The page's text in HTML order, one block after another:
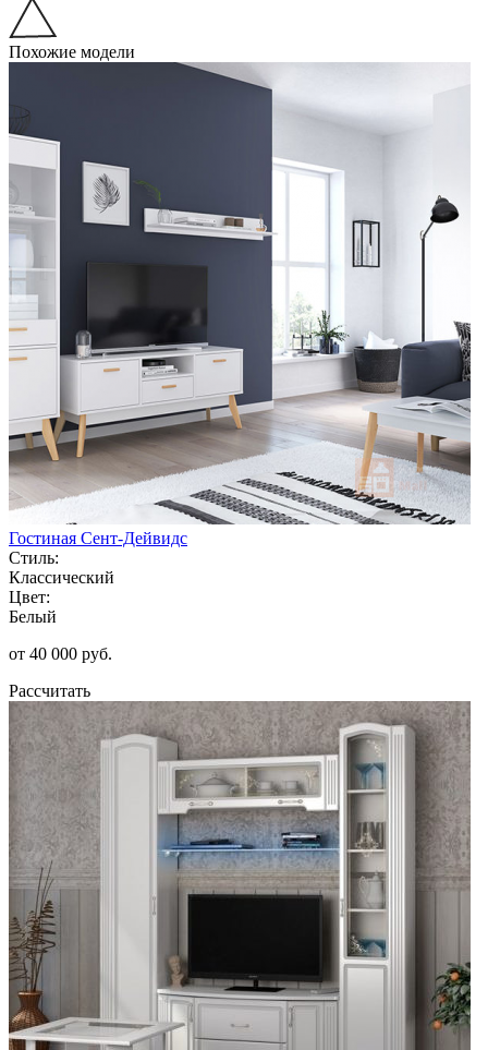
Похожие модели
Гостиная Сент-Дейвидс
Стиль:
Классический
Цвет:
Белый
от 40 000 руб.
Рассчитать